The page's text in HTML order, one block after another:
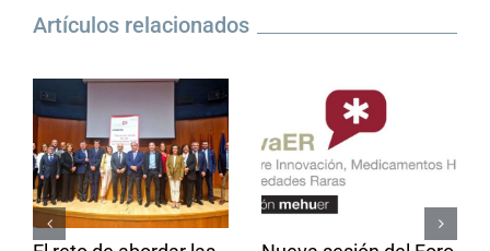
Artículos relacionados